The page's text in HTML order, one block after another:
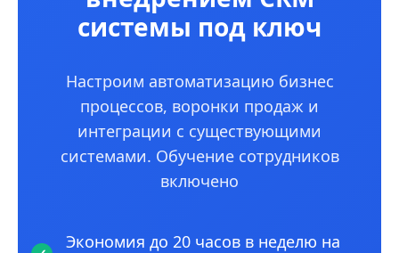
системы под ключ
Настроим автоматизацию бизнес
процессов, воронки продаж и
интеграции с существующими
системами. Обучение сотрудников
включено
Экономия до 20 часов в неделю на